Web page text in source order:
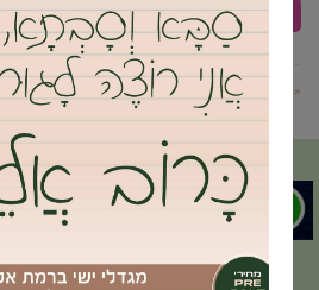
סופ"ש
ספרד צרפת
« פוסט קודם